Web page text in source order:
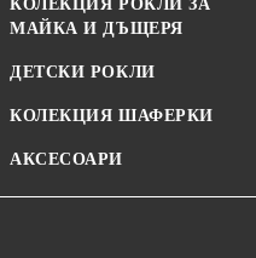
КОЛЕКЦИЯ РОКЛИ ЗА
МАЙКА И ДЪЩЕРЯ
ДЕТСКИ РОКЛИ
КОЛЕКЦИЯ ШАФЕРКИ
АКСЕСОАРИ